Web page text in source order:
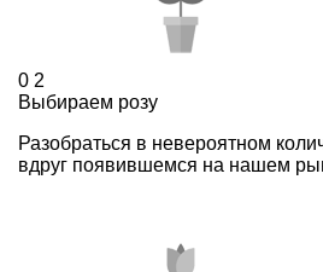
0 2
Выбираем розу
Разобраться в невероятном
вдруг появившемся на нашем